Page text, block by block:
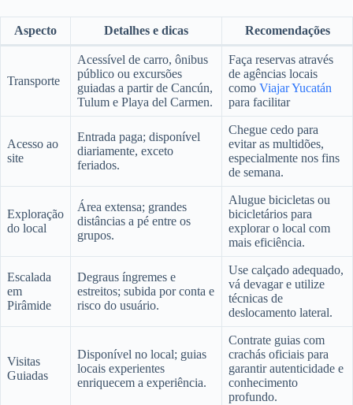
Aspecto Detalhes e dicas Recomendações
Transporte
Acessível de carro, ônibus
público ou excursões
guiadas a partir de Cancún,
Tulum e Playa del Carmen.
Faça reservas através
de agências locais
como Viajar Yucatán
para facilitar
Acesso ao
site
Entrada paga; disponível
diariamente, exceto
feriados.
Chegue cedo para
evitar as multidões,
especialmente nos fins
de semana.
Exploração
do local
Área extensa; grandes
distâncias a pé entre os
grupos.
Alugue bicicletas ou
bicicletários para
explorar o local com
mais eficiência.
Escalada
em
Pirâmide
Degraus íngremes e
estreitos; subida por conta e
risco do usuário.
Use calçado adequado,
vá devagar e utilize
técnicas de
deslocamento lateral.
Visitas
Guiadas
Disponível no local; guias
locais experientes
enriquecem a experiência.
Contrate guias com
crachás oficiais para
garantir autenticidade e
conhecimento
profundo.